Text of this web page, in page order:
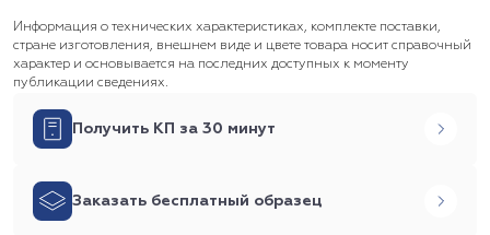
Информация о технических характеристиках, комплекте поставки,
стране изготовления, внешнем виде и цвете товара носит справочный
характер и основывается на последних доступных к моменту
публикации сведениях.
Получить КП за 30 минут
Заказать бесплатный образец